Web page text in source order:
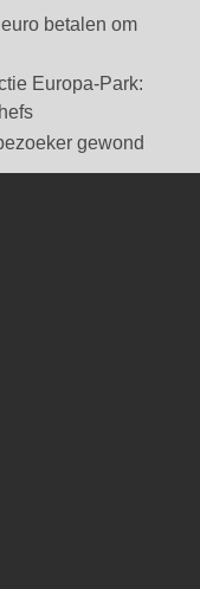
betalen om
Europa-Park:
gewond